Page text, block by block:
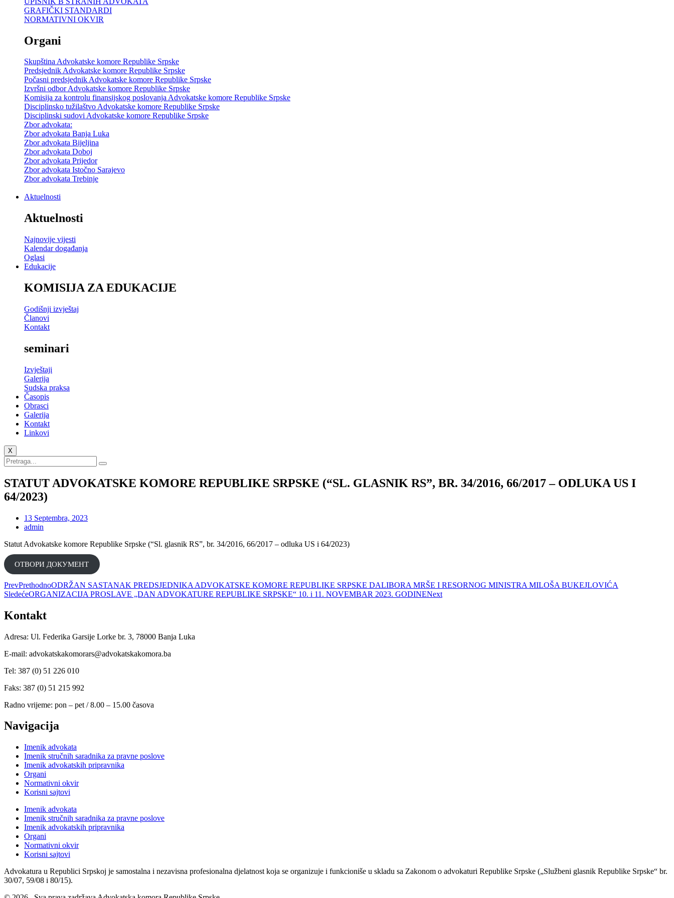
GRAFIČKI STANDARDI
NORMATIVNI OKVIR
Organi
Skupština Advokatske komore Republike Srpske
Predsjednik Advokatske komore Republike Srpske
Počasni predsjednik Advokatske komore Republike Srpske
Izvršni odbor Advokatske komore Republike Srpske
Komisija za kontrolu finansijskog poslovanja Advokatske komore Republike Srpske
Disciplinsko tužilaštvo Advokatske komore Republike Srpske
Disciplinski sudovi Advokatske komore Republike Srpske
Zbor advokata:
Zbor advokata Banja Luka
Zbor advokata Bijeljina
Zbor advokata Doboj
Zbor advokata Prijedor
Zbor advokata Istočno Sarajevo
Zbor advokata Trebinje
Aktuelnosti
Aktuelnosti
Najnovije vijesti
Kalendar događanja
Oglasi
Edukacije
KOMISIJA ZA EDUKACIJE
Godišnji izvještaj
Članovi
Kontakt
seminari
Izvještaji
Galerija
Sudska praksa
Časopis
Obrasci
Galerija
Kontakt
Linkovi
X
STATUT ADVOKATSKE KOMORE REPUBLIKE SRPSKE (“SL. GLASNIK RS”, BR. 34/2016, 66/2017 – ODLUKA US I
64/2023)
13 Septembra, 2023
admin
Statut Advokatske komore Republike Srpske (“Sl. glasnik RS”, br. 34/2016, 66/2017 – odluka US i 64/2023)
ОТВОРИ ДОКУМЕНT
PrevPrethodnoODRŽAN SASTANAK PREDSJEDNIKA ADVOKATSKE KOMORE REPUBLIKE SRPSKE DALIBORA MRŠE I RESORNOG MINISTRA MILOŠA BUKEJLOVIĆA
SledećeORGANIZACIJA PROSLAVE „DAN ADVOKATURE REPUBLIKE SRPSKE“ 10. i 11. NOVEMBAR 2023. GODINENext
Kontakt
Adresa: Ul. Federika Garsije Lorke br. 3, 78000 Banja Luka
E-mail: advokatskakomorars@advokatskakomora.ba
Tel: 387 (0) 51 226 010
Faks: 387 (0) 51 215 992
Radno vrijeme: pon – pet / 8.00 – 15.00 časova
Navigacija
Imenik advokata
Imenik stručnih saradnika za pravne poslove
Imenik advokatskih pripravnika
Organi
Normativni okvir
Korisni sajtovi
Imenik advokata
Imenik stručnih saradnika za pravne poslove
Imenik advokatskih pripravnika
Organi
Normativni okvir
Korisni sajtovi
Advokatura u Republici Srpskoj je samostalna i nezavisna profesionalna djelatnost koja se organizuje i funkcioniše u skladu sa Zakonom o advokaturi Republike Srpske („Službeni glasnik Republike Srpske“ br.
30/07, 59/08 i 80/15).